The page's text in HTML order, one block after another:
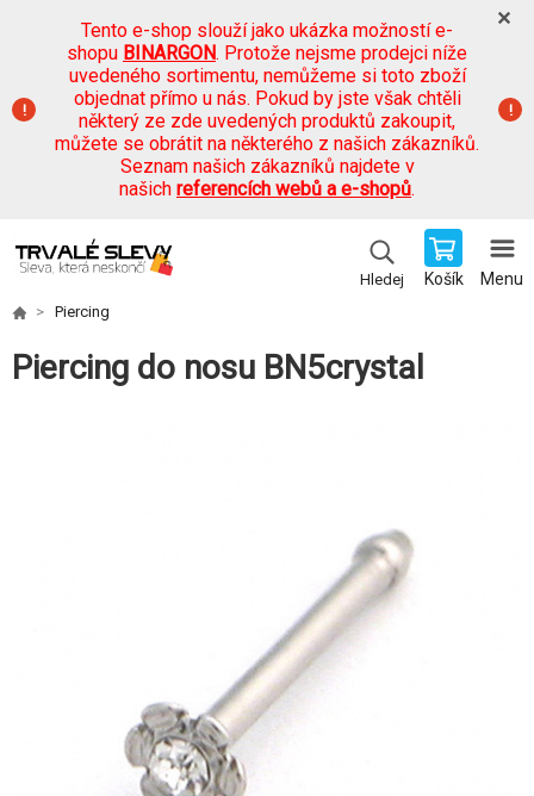
Tento e-shop slouží jako ukázka možností e-
shopu BINARGON. Protože nejsme prodejci níže
uvedeného sortimentu, nemůžeme si toto zboží
objednat přímo u nás. Pokud by jste však chtěli
některý ze zde uvedených produktů zakoupit,
můžete se obrátit na některého z našich zákazníků.
Seznam našich zákazníků najdete v
našich referencích webů a e-shopů.
Hledej Košík Menu
Piercing
Piercing do nosu BN5crystal